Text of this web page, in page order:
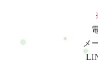
メ